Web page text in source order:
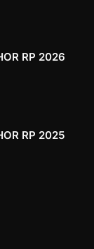
RP 2026
RP 2025